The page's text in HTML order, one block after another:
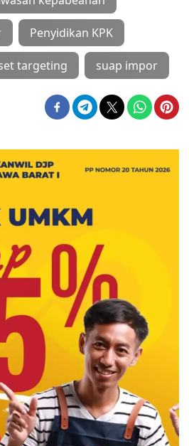
Penyidikan KPK
targeting suap impor